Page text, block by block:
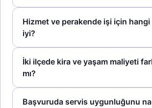
Hizmet ve perakende işi için hangi
iyi?
İki ilçede kira ve yaşam maliyeti
mı?
Başvuruda servis uygunluğunu